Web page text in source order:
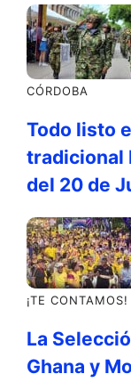
CÓRDOBA
Todo listo
tradicional
del 20 de
¡TE CONTAMOS!
La
Ghana y